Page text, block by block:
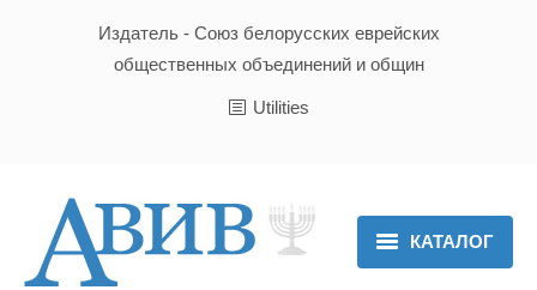
Издатель - Союз белорусских еврейских
общественных объединений и общин
Utilities
КАТАЛОГ